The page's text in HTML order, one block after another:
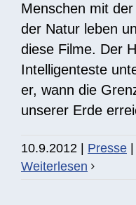
Menschen mit
der Natur leben
diese Filme. Der
Intelligenteste
er, wann die
unserer Erde
10.9.2012 Presse
Weiterlesen